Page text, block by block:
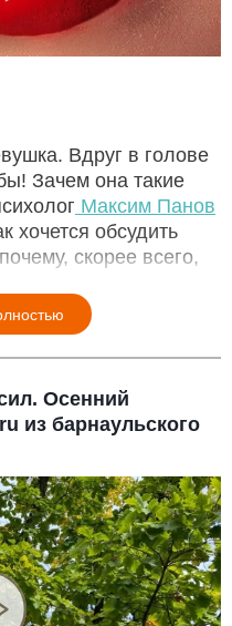
Вдруг в голове
Зачем она такие
Максим Панов
хочется обсудить
скорее всего,
Осенний
из барнаульского